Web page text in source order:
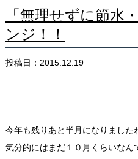
「無理せずに節水
ンジ！！
投稿日：2015.12.19
今年も残りあと半月になりました
気分的にはまだ１０月くらいなん